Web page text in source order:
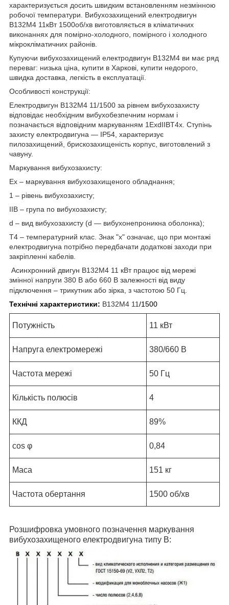
характеризується досить швидким встановленням незмінною
робочої температури. Вибухозахищений електродвигун
В132М4 11кВт 1500об/хв виготовляється в кліматичних
виконаннях для помірно-холодного, помірного і холодного
мікрокліматичних районів.
Купуючи вибухозахищений електродвигун В132М4 ви має ряд
переваг: низька ціна, купити в Харкові, купити недорого,
швидка доставка, легкість в експлуатації.
Особливості конструкції:
Електродвигун В132М4 11/1500 за рівнем вибухозахисту
відповідає необхідним вибухобезпечним нормам і
позначається відповідним маркуванням 1ExdIIBT4х. Ступінь
захисту електродвигуна ― IP54, характеризує
пилозахищений, брискозахищеність корпус, виготовлений з
чавуну.
Маркування вибухозахисту:
Ех – маркування вибухозахищеного обладнання;
1 – рівень вибухозахисту;
IIB – група по вибухозахисту;
d – вид вибухозахисту (d ― вибухонепроникна оболонка);
Т4 – температурний клас. Знак "х" означає, що при монтажі
електродвигуна потрібно передбачати додаткові заходи при
закріпленні кабелів.
Асинхронний двигун В132М4 11 кВт працює від мережі
змінної напруги 380 В або 660 В залежності від виду
підключення – трикутник або зірка, з частотою 50 Гц.
Технічні характеристики: В132М4 11/1500
Потужність 11 кВт
Напруга електромережі 380/660 В
Частота мережі 50 Гц
Кількість полюсів 4
ККД 89%
cos φ 0,84
Маса 151 кг
Частота обертання 1500 об/хв
Розшифровка умовного позначення маркування
вибухозахищеного електродвигуна типу В: